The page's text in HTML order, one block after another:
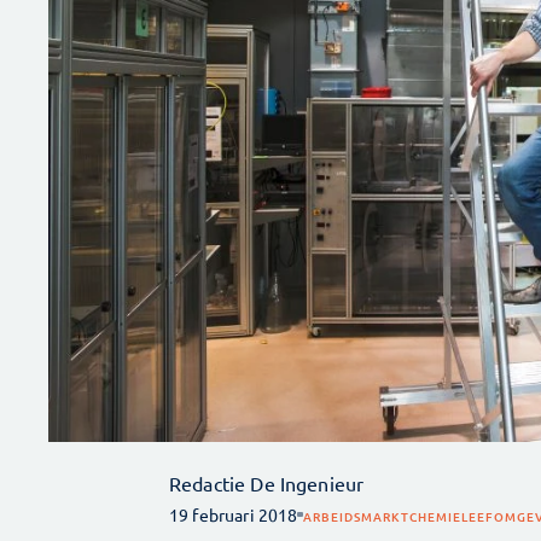
Redactie De Ingenieur
19 februari 2018 ARBEIDSMARKTCHEMIE